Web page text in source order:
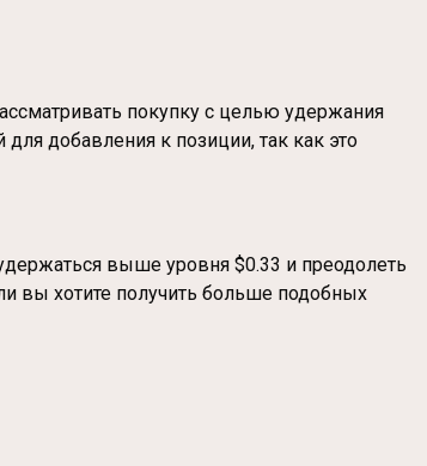
покупку с целью удержания
добавления к позиции, так как это
выше уровня $0.33 и преодолеть
вы хотите получить больше подобных